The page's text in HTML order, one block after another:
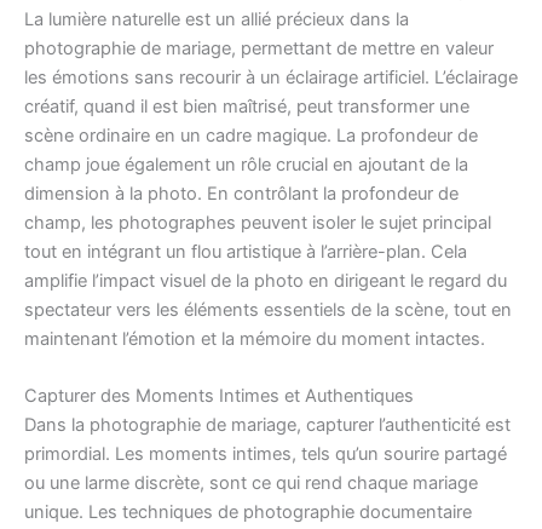
La lumière naturelle est un allié précieux dans la
photographie de mariage, permettant de mettre en valeur
les émotions sans recourir à un éclairage artificiel. L’éclairage
créatif, quand il est bien maîtrisé, peut transformer une
scène ordinaire en un cadre magique. La profondeur de
champ joue également un rôle crucial en ajoutant de la
dimension à la photo. En contrôlant la profondeur de
champ, les photographes peuvent isoler le sujet principal
tout en intégrant un flou artistique à l’arrière-plan. Cela
amplifie l’impact visuel de la photo en dirigeant le regard du
spectateur vers les éléments essentiels de la scène, tout en
maintenant l’émotion et la mémoire du moment intactes.
Capturer des Moments Intimes et Authentiques
Dans la photographie de mariage, capturer l’authenticité est
primordial. Les moments intimes, tels qu’un sourire partagé
ou une larme discrète, sont ce qui rend chaque mariage
unique. Les techniques de photographie documentaire